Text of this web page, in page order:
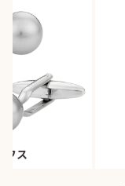
フス